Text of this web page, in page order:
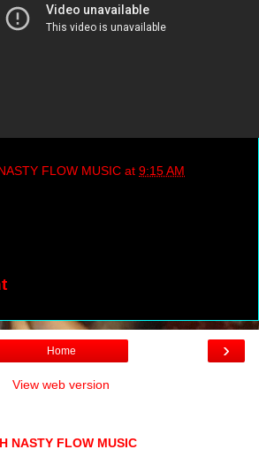
FLOW MUSIC at 9:15 AM
›
Home
View web version
NASTY FLOW MUSIC